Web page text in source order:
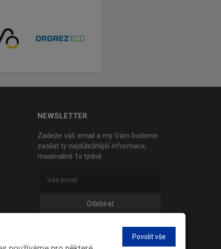
Povolit vše
NEWSLETTER
Zadejte váš email a my Vám budeme
zasílat ty nejdůležitější informace,
maximálně 1x týdně.
Odebírat